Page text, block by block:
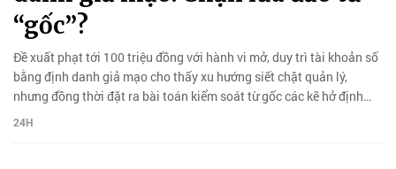
“gốc”?
Đề xuất phạt tới 100 triệu đồng với hành vi mở, duy trì tài khoản số
bằng định danh giả mạo cho thấy xu hướng siết chặt quản lý,
nhưng đồng thời đặt ra bài toán kiểm soát từ gốc các kẽ hở định
danh.
24H